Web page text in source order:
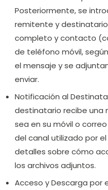
Posteriormente, se
remitente y
completo y contacto
de teléfono móvil,
el mensaje y se
enviar.
Notificación al
destinatario recibe una
sea en su móvil o
del canal utilizado por
detalles sobre cómo
los archivos adjuntos.
Acceso y Descarga por